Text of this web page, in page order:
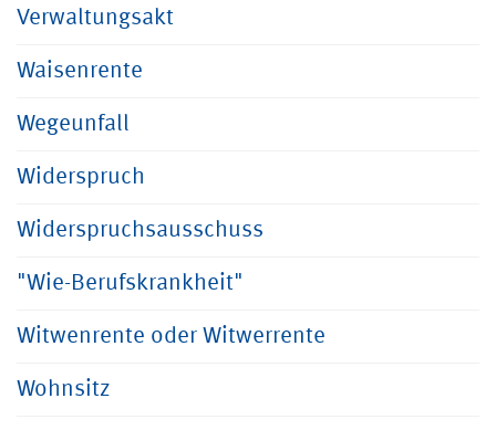
Verwaltungsakt
Waisenrente
Wegeunfall
Widerspruch
Widerspruchsausschuss
"Wie-Berufskrankheit"
Witwenrente oder Witwerrente
Wohnsitz